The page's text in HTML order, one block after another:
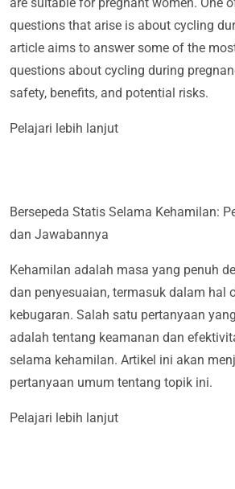
questions that arise is about cycling
article aims to answer some of the
questions about cycling during
safety, benefits, and potential risks.
Pelajari lebih lanjut
Bersepeda Statis Selama Kehamilan:
dan Jawabannya
Kehamilan adalah masa yang penuh
dan penyesuaian, termasuk dalam hal
kebugaran. Salah satu pertanyaan
adalah tentang keamanan dan
selama kehamilan. Artikel ini akan
pertanyaan umum tentang topik ini.
Pelajari lebih lanjut